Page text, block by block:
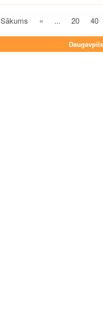
Sākums « ... 20 40